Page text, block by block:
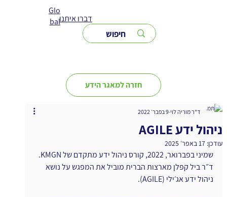
דברו איתנו
Glo
bal
חזרה למאגר הידע
ניהול ידע AGILE
ד"ר מוריה לוי 9 בפבר׳ 2022
עודכן: 17 באפר׳ 2025
שמיני בפברואר, 2022, קורס ניהול ידע מתקדם של KMGN.
ד״ר ביל קפלן מארצות הברית מוביל את המפגש על נושא
ניהול ידע אג׳ילי (AGILE).